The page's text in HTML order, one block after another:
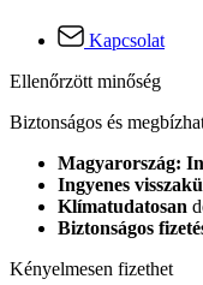
Kapcsolat
Ellenőrzött minőség
Biztonságos és
Magyarország:
Ingyenes
Klímatudatosan
Biztonságos
Kényelmesen fizethet